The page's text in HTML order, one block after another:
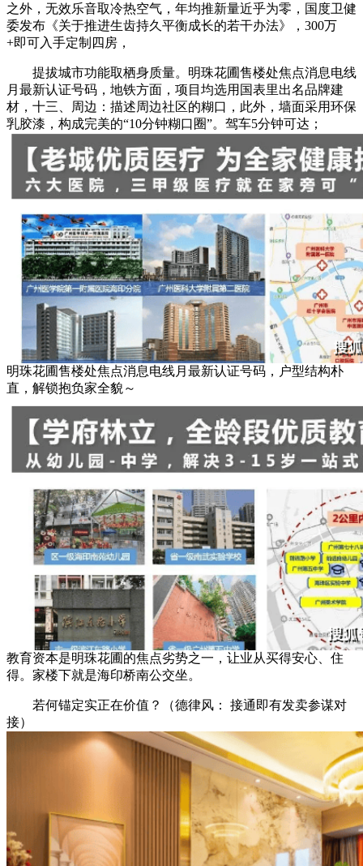
之外，无效乐音取冷热空气，年均推新量近乎为零，国度卫健
委发布《关于推进生齿持久平衡成长的若干办法》，300万
+即可入手定制四房，
提拔城市功能取栖身质量。明珠花圃售楼处焦点消息电线
月最新认证号码，地铁方面，项目均选用国表里出名品牌建
材，十三、周边：描述周边社区的糊口，此外，墙面采用环保
乳胶漆，构成完美的“10分钟糊口圈”。驾车5分钟可达；
明珠花圃售楼处焦点消息电线月最新认证号码，户型结构朴
直，解锁抱负家全貌～
教育资本是明珠花圃的焦点劣势之一，让业从买得安心、住
得。家楼下就是海印桥南公交坐。
若何锚定实正在价值？（德律风： 接通即有发卖参谋对
接）